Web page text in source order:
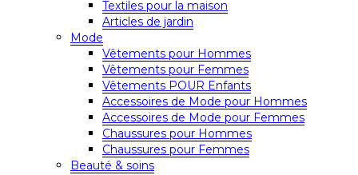
Textiles pour la maison
Articles de jardin
Mode
Vêtements pour Hommes
Vêtements pour Femmes
Vêtements POUR Enfants
Accessoires de Mode pour Hommes
Accessoires de Mode pour Femmes
Chaussures pour Hommes
Chaussures pour Femmes
Beauté & soins